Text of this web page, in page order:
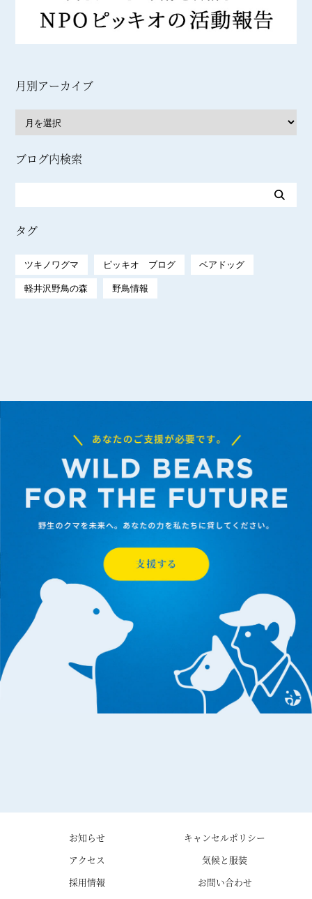
月別アーカイブ
ブログ内検索
タグ
ツキノワグマ ピッキオ ブログ ベアドッグ
軽井沢野鳥の森 野鳥情報
お知らせ
キャンセルポリシー
アクセス
気候と服装
採用情報
お問い合わせ